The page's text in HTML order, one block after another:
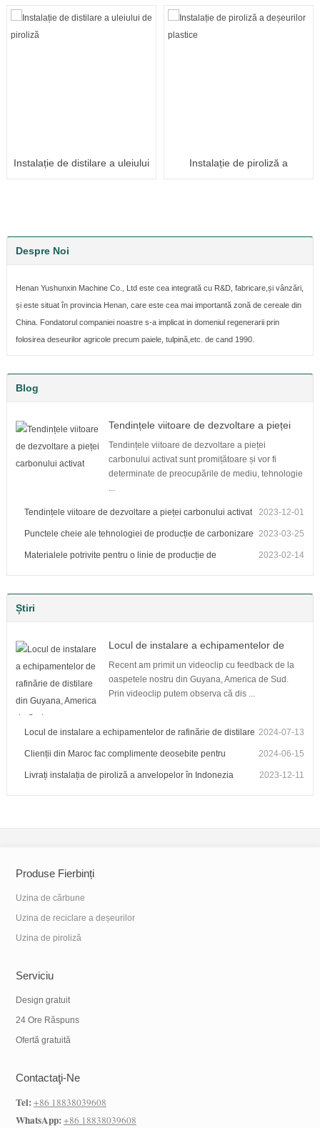
Instalație de distilare a uleiului
Instalație de piroliză a
Despre Noi
Henan Yushunxin Machine Co., Ltd este cea integrată cu R&D, fabricare,și vânzări,
și este situat în provincia Henan, care este cea mai importantă zonă de cereale din
China. Fondatorul companiei noastre s-a implicat in domeniul regenerarii prin
folosirea deseurilor agricole precum paiele, tulpină,etc. de cand 1990.
Blog
Tendințele viitoare de dezvoltare a pieței
carbonului activat
Tendințele viitoare de dezvoltare a pieței
carbonului activat sunt promițătoare și vor fi
determinate de preocupările de mediu, tehnologie
...
2023-12-01
Tendințele viitoare de dezvoltare a pieței carbonului activat
2023-03-25
Punctele cheie ale tehnologiei de producție de carbonizare
în loturi
2023-02-14
Materialele potrivite pentru o linie de producție de
Știri
Locul de instalare a echipamentelor de
rafinărie de distilare din Guyana, America
de Sud
Recent am primit un videoclip cu feedback de la
oaspetele nostru din Guyana, America de Sud.
Prin videoclip putem observa că dis ...
2024-07-13
Locul de instalare a echipamentelor de rafinărie de distilare
din Guyana, America de Sud
2024-06-15
Clienții din Maroc fac complimente deosebite pentru
unitatea noastră de fabricare a cărbunelui pentru grătar
2023-12-11
Livrați instalația de piroliză a anvelopelor în Indonezia
Produse Fierbinți
Uzina de cărbune
Uzina de reciclare a deșeurilor
Uzina de piroliză
Serviciu
Design gratuit
24 Ore Răspuns
Ofertă gratuită
Contactaţi-Ne
Tel:+86 18838039608
WhatsApp:+86 18838039608